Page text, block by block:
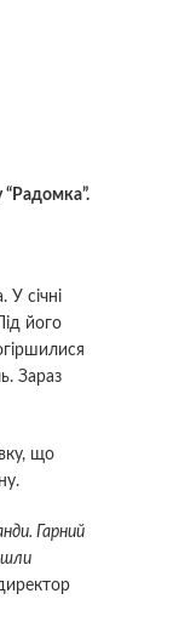
січні
його
Зараз
що
Гарний